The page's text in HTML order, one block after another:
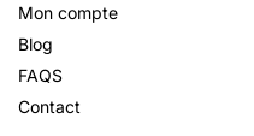
Mon compte
Blog
FAQS
Contact